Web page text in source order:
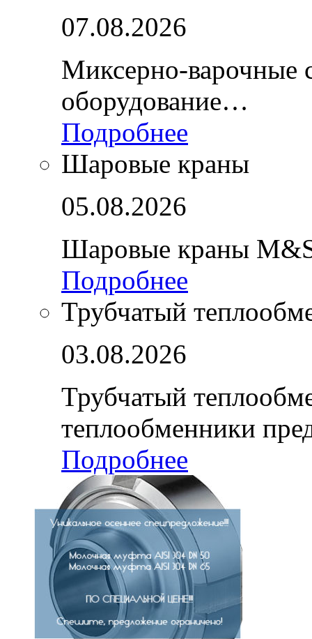
07.08.2026
Миксерно-варочные
оборудование…
Подробнее
Шаровые краны
05.08.2026
Шаровые краны
Подробнее
Трубчатый
03.08.2026
Трубчатый
теплообменники
Подробнее